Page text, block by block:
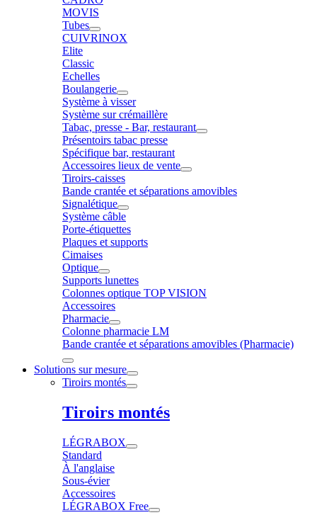
MOVIS
Tubes
CUIVRINOX
Elite
Classic
Echelles
Boulangerie
Système à visser
Système sur crémaillère
Tabac, presse - Bar, restaurant
Présentoirs tabac presse
Spécifique bar, restaurant
Accessoires lieux de vente
Tiroirs-caisses
Bande crantée et séparations amovibles
Signalétique
Système câble
Porte-étiquettes
Plaques et supports
Cimaises
Optique
Supports lunettes
Colonnes optique TOP VISION
Accessoires
Pharmacie
Colonne pharmacie LM
Bande crantée et séparations amovibles (Pharmacie)
Solutions sur mesure
Tiroirs montés
Tiroirs montés
LÉGRABOX
Standard
À l'anglaise
Sous-évier
Accessoires
LÉGRABOX Free